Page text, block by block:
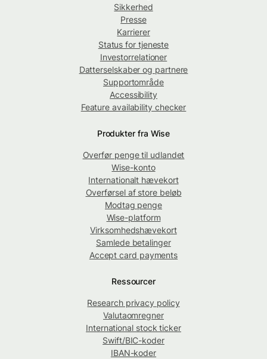
Sikkerhed
Presse
Karrierer
Status for tjeneste
Investorrelationer
Datterselskaber og partnere
Supportområde
Accessibility
Feature availability checker
Produkter fra Wise
Overfør penge til udlandet
Wise-konto
Internationalt hævekort
Overførsel af store beløb
Modtag penge
Wise-platform
Virksomhedshævekort
Samlede betalinger
Accept card payments
Ressourcer
Research privacy policy
Valutaomregner
International stock ticker
Swift/BIC-koder
IBAN-koder